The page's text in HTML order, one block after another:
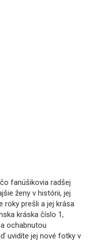
fanúšikovia radšej
ženy v histórii, jej
roky prešli a jej krása
kráska číslo 1,
ochabnutou
uvidíte jej nové fotky v